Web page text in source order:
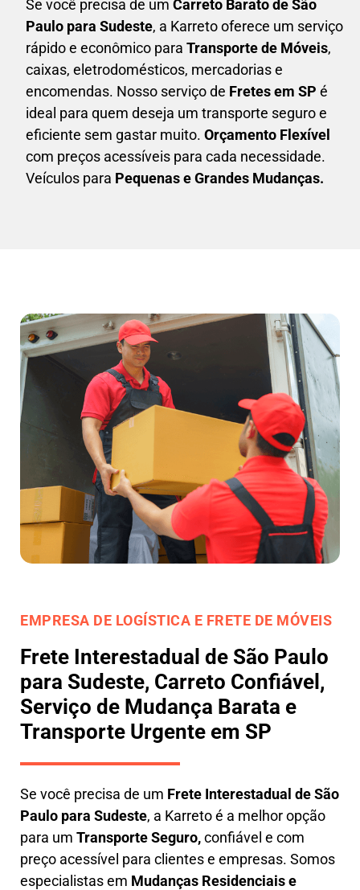
Se você precisa de um Carreto Baratode São
Paulo para Sudeste, a Karreto oferece um serviço
rápido e econômico para Transporte de Móveis,
caixas, eletrodomésticos, mercadorias e
encomendas. Nosso serviço de Fretes em SP é
ideal para quem deseja um transporte seguro e
eficiente sem gastar muito. Orçamento Flexível
com preços acessíveis para cada necessidade.
Veículos para Pequenas e Grandes Mudanças.
EMPRESA DE LOGÍSTICA E FRETE DE MÓVEIS
Frete Interestadual de São Paulo
para Sudeste, Carreto Confiável,
Serviço de Mudança Barata e
Transporte Urgente em SP
Se você precisa de um Frete Interestadual de São
Paulo para Sudeste, a Karreto é a melhor opção
para um Transporte Seguro,confiável e com
preço acessível para clientes e empresas. Somos
especialistas em Mudanças Residenciais e